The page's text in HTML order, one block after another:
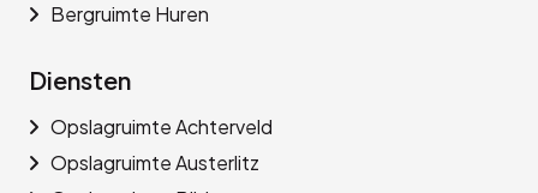
Bergruimte Huren
Diensten
Opslagruimte Achterveld
Opslagruimte Austerlitz